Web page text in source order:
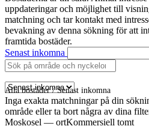
uppdateringar och möjlighet till
matchning och tar kontakt med
bevakning av denna sökning för att
framtida bostäder.
Senast inkomna
Alla bostäder / Senast inkomna
Inga exakta matchningar på din
område eller ta bort några av dina
Moskosel — ortKommersiell tomt